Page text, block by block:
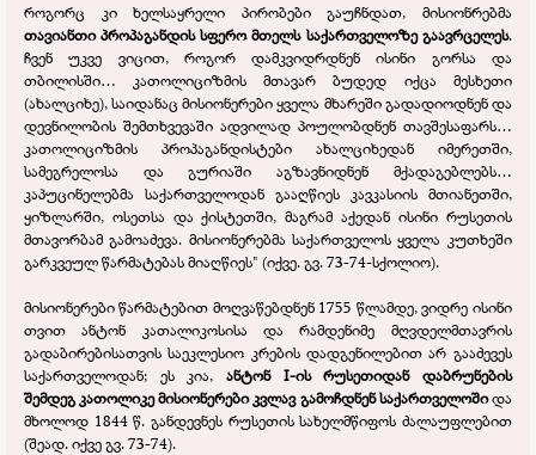
როგორც კი ხელსაყრელი პირობები გაუჩნდათ, მისიონრებმა
თავიანთი პროპაგანდის სფერო მთელს საქართველოზე გაავრცელეს.
ჩვენ უკვე ვიცით, როგორ დამკვიდრდნენ ისინი გორსა და
თბილისში… კათოლიციზმის მთავარ ბუდედ იქცა მესხეთი
(ახალციხე), საიდანაც მისიონერები ყველა მხარეში გადადიოდნენ და
დევნილობის შემთხვევაში ადვილად პოულობდნენ თავშესაფარს…
კათოლიციზმის პროპაგანდისტები ახალციხედან იმერეთში,
სამეგრელოსა და გურიაში აგზავნიდნენ მქადაგებლებს…
კაპუცინელებმა საქართველოდან გააღწიეს კავკასიის მთიანეთში,
ყიზლარში, ოსეთსა და ქისტეთში, მაგრამ აქედან ისინი რუსეთის
მთავორბამ გამოაძევა. მისიონერებმა საქართველოს ყველა კუთხეში
გარკვეულ წარმატებას მიაღწიეს" (იქვე. გვ. 73-74-სქოლიო).
მისიონერები წარმატებით მოღვაწებდნენ 1755 წლამდე, ვიდრე ისინი
თვით ანტონ კათალიკოსისა და რამდენიმე მღვდელმთავრის
გადაბირებისათვის საეკლესიო კრების დადგენილებით არ გააძევეს
საქართველოდან; ეს კია, ანტონ I-ის რუსეთიდან დაბრუნების
შემდეგ კათოლიკე მისიონერები კვლავ გამოჩდნენ საქართველოშიდა
მხოლოდ 1844 წ. განდევნეს რუსეთის სახელმწიფოს ძალაუფლებით
(შეად. იქვე გვ. 73-74).